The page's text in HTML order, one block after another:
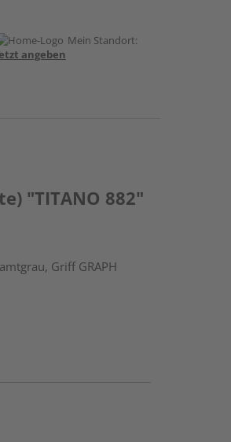
Mein Standort:
angeben
"TITANO 882"
Griff GRAPH